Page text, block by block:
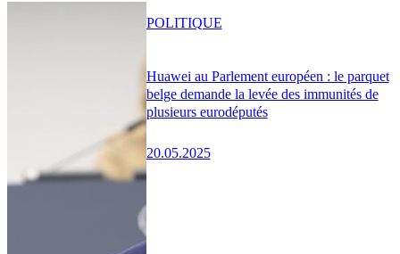
Huawei au Parlement européen : le parquet
belge demande la levée des immunités de
plusieurs eurodéputés
20.05.2025
POLITIQUE